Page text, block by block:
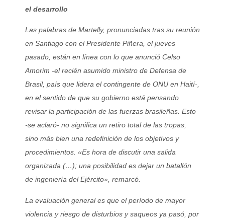
el desarrollo
Las palabras de Martelly, pronunciadas tras su reunión
en Santiago con el Presidente Piñera, el jueves
pasado, están en línea con lo que anunció Celso
Amorim -el recién asumido ministro de Defensa de
Brasil, país que lidera el contingente de ONU en Haití-,
en el sentido de que su gobierno está pensando
revisar la participación de las fuerzas brasileñas. Esto
-se aclaró- no significa un retiro total de las tropas,
sino más bien una redefinición de los objetivos y
procedimientos. «Es hora de discutir una salida
organizada (…); una posibilidad es dejar un batallón
de ingeniería del Ejército», remarcó.
La evaluación general es que el período de mayor
violencia y riesgo de disturbios y saqueos ya pasó, por